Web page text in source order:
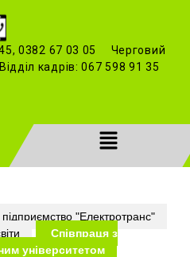
0382 67 03 05 Черговий
кадрів: 067 598 91 35
"Електротранс"
Співпраця з
університетом